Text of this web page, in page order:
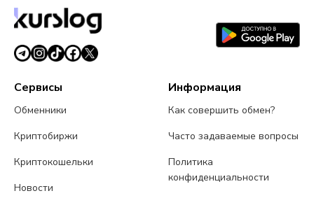
Сервисы
Обменники
Криптобиржи
Криптокошельки
Новости
Информация
Как совершить обмен?
Часто задаваемые вопросы
Политика
конфиденциальности